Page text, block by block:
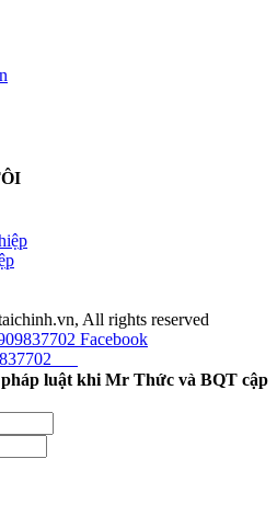
All rights reserved
Facebook
luật khi Mr Thức và BQT cập